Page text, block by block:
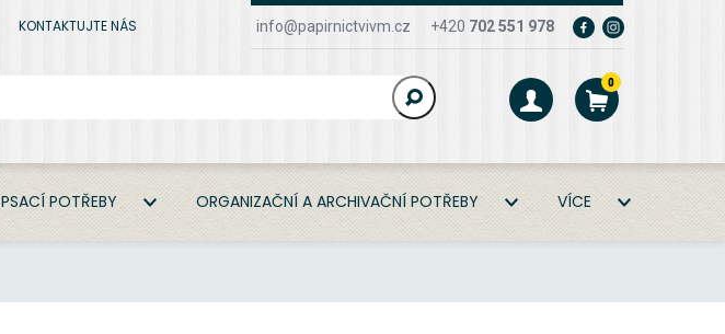
KONTAKTUJTE NÁS info@papirnictvivm.cz +420 702 551 978
0
PSACÍ POTŘEBY ORGANIZAČNÍ A ARCHIVAČNÍ POTŘEBY VÍCE